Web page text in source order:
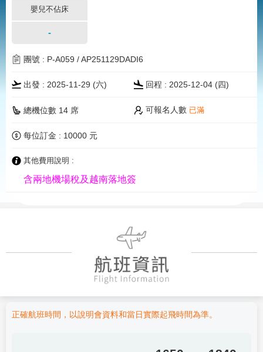
嬰兒不佔床
-
團號 : P-A059 / AP251129DADI6
出發 : 2025-11-29 (六) 回程 : 2025-12-04 (四)
總機位數 14 席 可報名人數 已滿
每位訂金 : 10000 元
其他費用說明 :
含兩地機場稅及越南落地簽
正確航班時間，以說明會資料和當日實際起飛時間為準。